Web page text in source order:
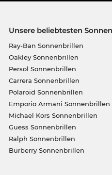
Unsere beliebtesten
Ray-Ban Sonnenbrillen
Oakley Sonnenbrillen
Persol Sonnenbrillen
Carrera Sonnenbrillen
Polaroid Sonnenbrillen
Emporio Armani Sonnenbrillen
Michael Kors Sonnenbrillen
Guess Sonnenbrillen
Ralph Sonnenbrillen
Burberry Sonnenbrillen